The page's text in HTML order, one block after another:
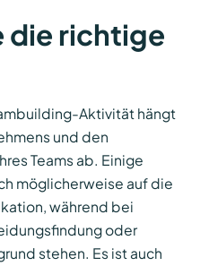
die richtige
Aktivität hängt
und den
Teams ab. Einige
möglicherweise auf die
während bei
oder
stehen. Es ist auch